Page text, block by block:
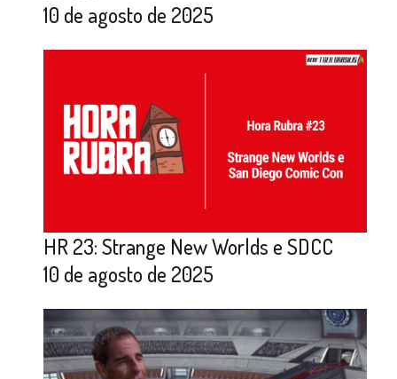
10 de agosto de 2025
HR 23: Strange New Worlds e SDCC
10 de agosto de 2025